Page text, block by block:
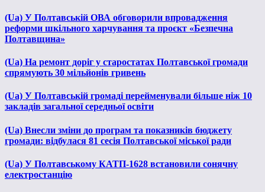
(Ua) У Полтавській ОВА обговорили впровадження
реформи шкільного харчування та проєкт «Безпечна
Полтавщина»
(Ua) На ремонт доріг у старостатах Полтавської громади
спрямують 30 мільйонів гривень
(Ua) У Полтавській громаді перейменували більше ніж 10
закладів загальної середньої освіти
(Ua) Внесли зміни до програм та показників бюджету
громади: відбулася 81 сесія Полтавської міської ради
(Ua) У Полтавському КАТП-1628 встановили сонячну
електростанцію